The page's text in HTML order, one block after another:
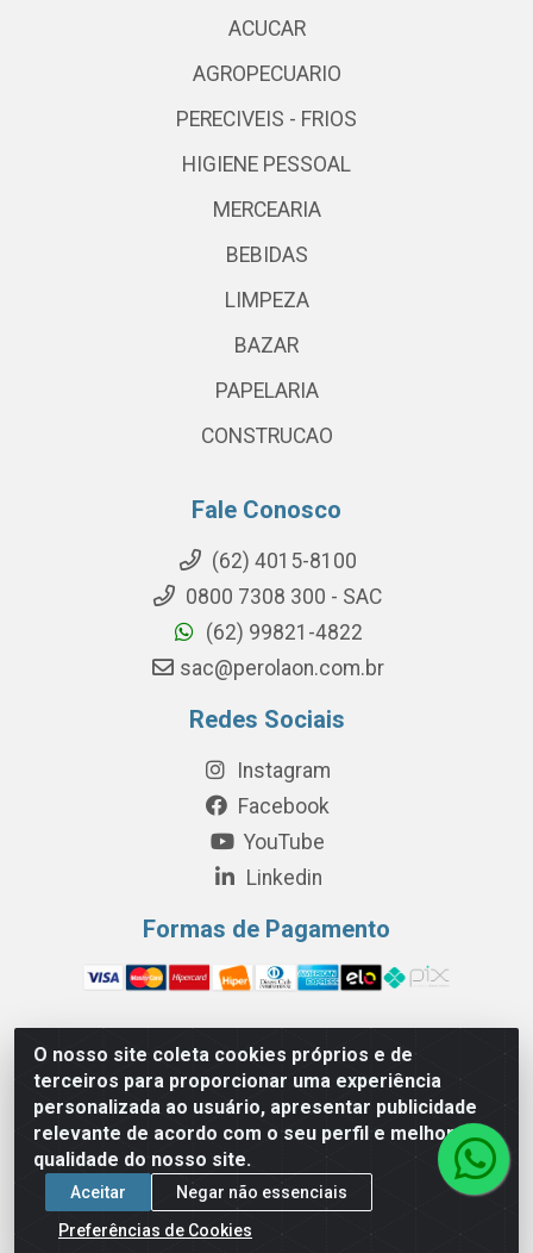
O nosso site coleta cookies próprios e de
terceiros para proporcionar uma experiência
personalizada ao usuário, apresentar publicidade
relevante de acordo com o seu perfil e melhorar a
qualidade do nosso site.
Aceitar
Negar não essenciais
Preferências de Cookies
ACUCAR
AGROPECUARIO
PERECIVEIS - FRIOS
HIGIENE PESSOAL
MERCEARIA
BEBIDAS
LIMPEZA
BAZAR
PAPELARIA
CONSTRUCAO
Fale Conosco
(62) 4015-8100
0800 7308 300 - SAC
(62) 99821-4822
sac@perolaon.com.br
Redes Sociais
Instagram
Facebook
YouTube
Linkedin
Formas de Pagamento
Perola Distribuição e Logística S/A - Av. Anhanguera km 24 N°
200 Bloco 12-A -Jardim Jaraguá, São Paulo/SP - Cep 05.275-
000 - CNPJ 06.204.131/0001-77